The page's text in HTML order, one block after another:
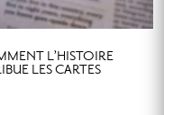
L’HISTOIRE
LES CARTES